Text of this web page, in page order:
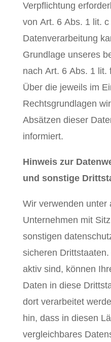
Verpflichtung
von Art. 6 Abs. 1 lit.
Datenverarbeitung
Grundlage unseres
nach Art. 6 Abs. 1 lit.
Über die jeweils im
Rechtsgrundlagen
Absätzen dieser
informiert.
Hinweis zur
und sonstige
Wir verwenden unter
Unternehmen mit
sonstigen
sicheren
aktiv sind, können
Daten in diese
dort verarbeitet
hin, dass in diesen
vergleichbares